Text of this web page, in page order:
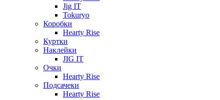
Jig IT
Tokuryo
Коробки
Hearty Rise
Куртки
Наклейки
JIG IT
Очки
Hearty Rise
Подсачеки
Hearty Rise